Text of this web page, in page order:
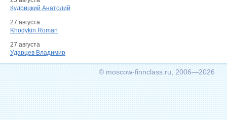
Кудрицкий Анатолий
27 августа
Khodykin Roman
27 августа
Ударцев Владимир
© moscow-finnclass.ru, 2006—2026